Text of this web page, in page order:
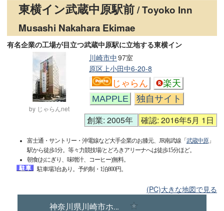
東横イン武蔵中原駅前/ Toyoko Inn
Musashi Nakahara Ekimae
有名企業の工場が目立つ武蔵中原駅に立地する東横イン
by じゃらんnet
97室
川崎市中
原区上小田中6-20-8
じゃらん
楽天
MAPPLE
独自サイト
創業: 2005年 確認: 2016年5月 1日
富士通・サントリー・沖電線など大手企業のお膝元、JR南武線「武蔵中原」
駅から徒歩1分。等々力競技場/とどろきアリーナへは徒歩15分ほど。
朝食(おにぎり、味噌汁、コーヒー)無料。
駐車場3台あり。予約制・1泊800円。
(PC)大きな地図で見る